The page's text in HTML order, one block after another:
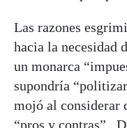
Las razones
hacia la necesidad
un monarca
supondría
mojó al considerar
“pros y contras”.